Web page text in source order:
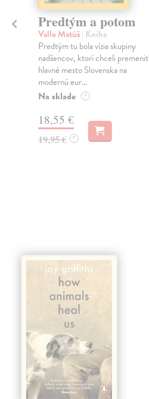
Predtým a potom
Vallo Matúš| Kniha
Predtým tu bola vízia skupiny
nadšencov, ktorí chceli premeniť
hlavné mesto Slovenska na
modernú eur...
Na sklade ?
18,55 €
19,95 € ?